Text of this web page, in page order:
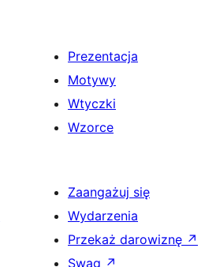
Prezentacja
Motywy
Wtyczki
Wzorce
Zaangażuj się
Wydarzenia
Przekaż darowiznę ↗
Swag ↗